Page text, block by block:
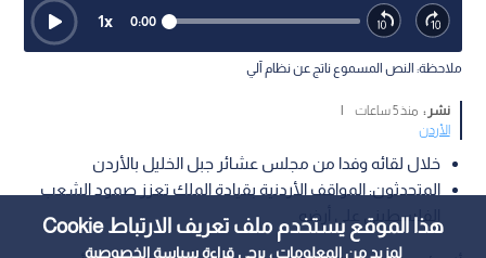
هذا الموقع يستخدم ملف تعريف الارتباط Cookie
لمزيد من المعلومات ، يرجى قراءةسياسة الخصوصية
0:00
1x
ملاحظة: النص المسموع ناتج عن نظام آلي
نشر : منذ 5 ساعات
|
الأردن
خلال لقائه وفدا من مجلس عشائر جبل الخليل بالأردن
المتحدثون: المواقف الأردنية بقيادة الملك تعزز صمود الشعب
الفلسطيني على أرضه